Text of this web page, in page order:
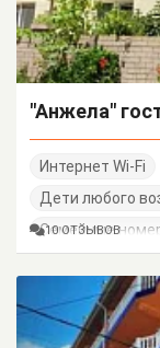
"Анжела"
Интернет Wi-Fi
Дети любого
Семейные
10 ОТЗЫВОВ